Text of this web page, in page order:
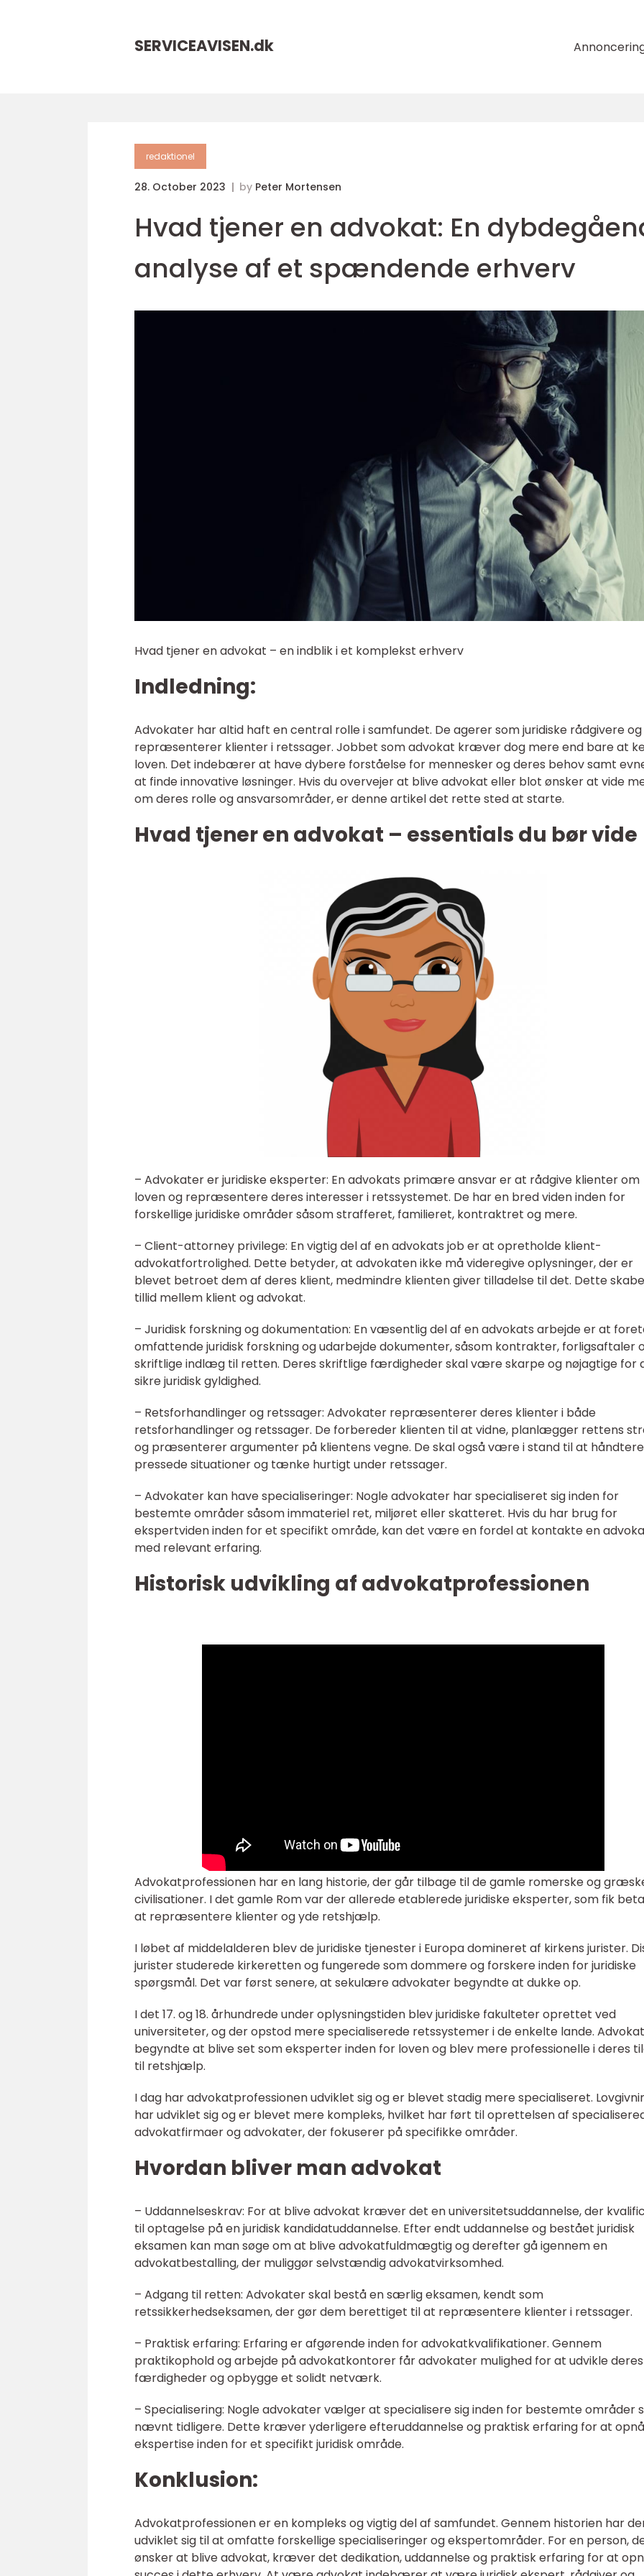
SERVICEAVISEN.dk
redaktionel
28. October 2023 by Peter Mortensen
Hvad tjener en advokat: En
analyse af et spændende erhverv
Hvad tjener en advokat – en indblik i et komplekst erhverv
Indledning:
Advokater har altid haft en central rolle i samfundet. De agerer som juridiske rådgivere og
repræsenterer klienter i retssager. Jobbet som advokat kræver dog mere end bare at
loven. Det indebærer at have dybere forståelse for mennesker og deres behov samt
at finde innovative løsninger. Hvis du overvejer at blive advokat eller blot ønsker at vide
om deres rolle og ansvarsområder, er denne artikel det rette sted at starte.
Hvad tjener en advokat – essentials du bør vide
– Advokater er juridiske eksperter: En advokats primære ansvar er at rådgive klienter om
loven og repræsentere deres interesser i retssystemet. De har en bred viden inden for
forskellige juridiske områder såsom strafferet, familieret, kontraktret og mere.
– Client-attorney privilege: En vigtig del af en advokats job er at opretholde klient-
advokatfortrolighed. Dette betyder, at advokaten ikke må videregive oplysninger, der er
blevet betroet dem af deres klient, medmindre klienten giver tilladelse til det. Dette
tillid mellem klient og advokat.
– Juridisk forskning og dokumentation: En væsentlig del af en advokats arbejde er at
omfattende juridisk forskning og udarbejde dokumenter, såsom kontrakter, forligsaftaler
skriftlige indlæg til retten. Deres skriftlige færdigheder skal være skarpe og nøjagtige for
sikre juridisk gyldighed.
– Retsforhandlinger og retssager: Advokater repræsenterer deres klienter i både
retsforhandlinger og retssager. De forbereder klienten til at vidne, planlægger rettens
og præsenterer argumenter på klientens vegne. De skal også være i stand til at håndtere
pressede situationer og tænke hurtigt under retssager.
– Advokater kan have specialiseringer: Nogle advokater har specialiseret sig inden for
bestemte områder såsom immateriel ret, miljøret eller skatteret. Hvis du har brug for
ekspertviden inden for et specifikt område, kan det være en fordel at kontakte en
med relevant erfaring.
Historisk udvikling af advokatprofessionen
Advokatprofessionen har en lang historie, der går tilbage til de gamle romerske og
civilisationer. I det gamle Rom var der allerede etablerede juridiske eksperter, som fik
at repræsentere klienter og yde retshjælp.
I løbet af middelalderen blev de juridiske tjenester i Europa domineret af kirkens jurister.
jurister studerede kirkeretten og fungerede som dommere og forskere inden for juridiske
spørgsmål. Det var først senere, at sekulære advokater begyndte at dukke op.
I det 17. og 18. århundrede under oplysningstiden blev juridiske fakulteter oprettet ved
universiteter, og der opstod mere specialiserede retssystemer i de enkelte lande.
begyndte at blive set som eksperter inden for loven og blev mere professionelle i deres
til retshjælp.
I dag har advokatprofessionen udviklet sig og er blevet stadig mere specialiseret.
har udviklet sig og er blevet mere kompleks, hvilket har ført til oprettelsen af
advokatfirmaer og advokater, der fokuserer på specifikke områder.
Hvordan bliver man advokat
– Uddannelseskrav: For at blive advokat kræver det en universitetsuddannelse, der
til optagelse på en juridisk kandidatuddannelse. Efter endt uddannelse og bestået juridisk
eksamen kan man søge om at blive advokatfuldmægtig og derefter gå igennem en
advokatbestalling, der muliggør selvstændig advokatvirksomhed.
– Adgang til retten: Advokater skal bestå en særlig eksamen, kendt som
retssikkerhedseksamen, der gør dem berettiget til at repræsentere klienter i retssager.
– Praktisk erfaring: Erfaring er afgørende inden for advokatkvalifikationer. Gennem
praktikophold og arbejde på advokatkontorer får advokater mulighed for at udvikle deres
færdigheder og opbygge et solidt netværk.
– Specialisering: Nogle advokater vælger at specialisere sig inden for bestemte områder
nævnt tidligere. Dette kræver yderligere efteruddannelse og praktisk erfaring for at opnå
ekspertise inden for et specifikt juridisk område.
Konklusion:
Advokatprofessionen er en kompleks og vigtig del af samfundet. Gennem historien har
udviklet sig til at omfatte forskellige specialiseringer og ekspertområder. For en person,
ønsker at blive advokat, kræver det dedikation, uddannelse og praktisk erfaring for at